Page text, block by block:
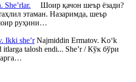
She’rlar. Шоир қачон шеър ёзади?
этаман. Назаримда, шеър
руҳини…
Ikki she’rNajmiddin Ermatov. Ko‘k
itlarga talosh endi... She’r / Кўк бўри